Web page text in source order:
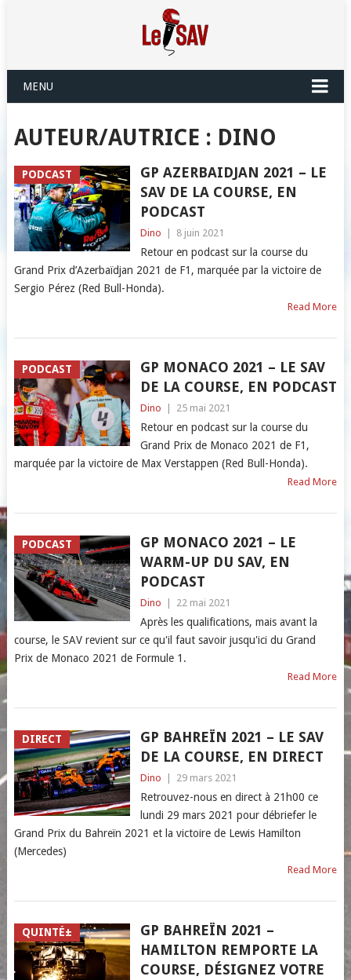
MENU
AUTEUR/AUTRICE : DINO
PODCAST
GP AZERBAIDJAN 2021 – LE
SAV DE LA COURSE, EN
PODCAST
Dino 8 juin 2021
Retour en podcast sur la course du
Grand Prix d’Azerbaïdjan 2021 de F1, marquée par la victoire de
Sergio Pérez (Red Bull-Honda).
Read More
PODCAST
GP MONACO 2021 – LE SAV
DE LA COURSE, EN PODCAST
Dino 25 mai 2021
Retour en podcast sur la course du
Grand Prix de Monaco 2021 de F1,
marquée par la victoire de Max Verstappen (Red Bull-Honda).
Read More
PODCAST
GP MONACO 2021 – LE
WARM-UP DU SAV, EN
PODCAST
Dino 22 mai 2021
Après les qualifications, mais avant la
course, le SAV revient sur ce qu'il faut savoir jusqu'ici du Grand
Prix de Monaco 2021 de Formule 1.
Read More
DIRECT
GP BAHREÏN 2021 – LE SAV
DE LA COURSE, EN DIRECT
Dino 29 mars 2021
Retrouvez-nous en direct à 21h00 ce
lundi 29 mars 2021 pour débriefer le
Grand Prix du Bahreïn 2021 et la victoire de Lewis Hamilton
(Mercedes)
Read More
QUINTÉ±
GP BAHREÏN 2021 –
HAMILTON REMPORTE LA
COURSE, DÉSIGNEZ VOTRE